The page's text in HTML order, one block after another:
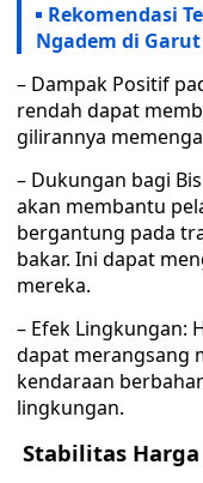
Rekomendasi
Ngadem di Garut
– Dampak Positif
rendah dapat
gilirannya
– Dukungan bagi
akan membantu
bergantung pada
bakar. Ini dapat
mereka.
– Efek Lingkungan:
dapat merangsang
kendaraan
lingkungan.
Stabilitas